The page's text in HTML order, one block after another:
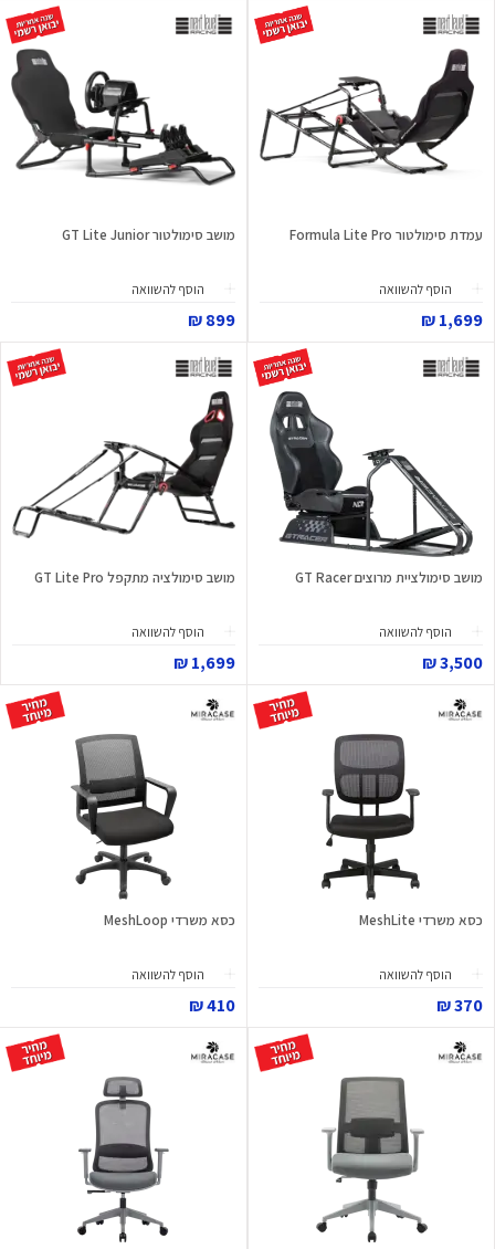
עמדת סימולטור Formula Lite Pro
הוסף להשוואה
1,699 ₪
מושב סימולטור GT Lite Junior
הוסף להשוואה
899 ₪
מושב סימולציית מרוצים GT Racer
הוסף להשוואה
3,500 ₪
מושב סימולציה מתקפל GT Lite Pro
הוסף להשוואה
1,699 ₪
כסא משרדי MeshLite
הוסף להשוואה
370 ₪
כסא משרדי MeshLoop
הוסף להשוואה
410 ₪